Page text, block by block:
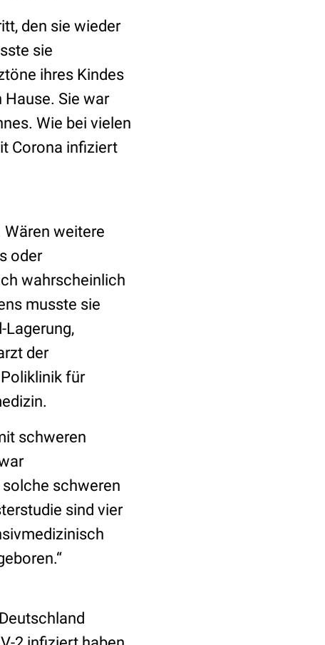
den sie wieder
sie
ihres Kindes
Sie war
Wie bei vielen
Corona infiziert
Wären weitere
oder
wahrscheinlich
musste sie
Lagerung,
der
für
schweren
schweren
sind vier